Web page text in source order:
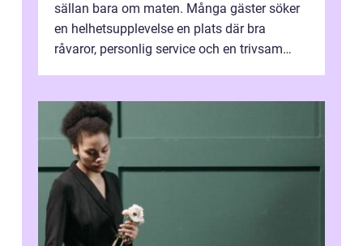
sällan bara om maten. Många gäster söker
en helhetsupplevelse en plats där bra
råvaror, personlig service och en trivsam